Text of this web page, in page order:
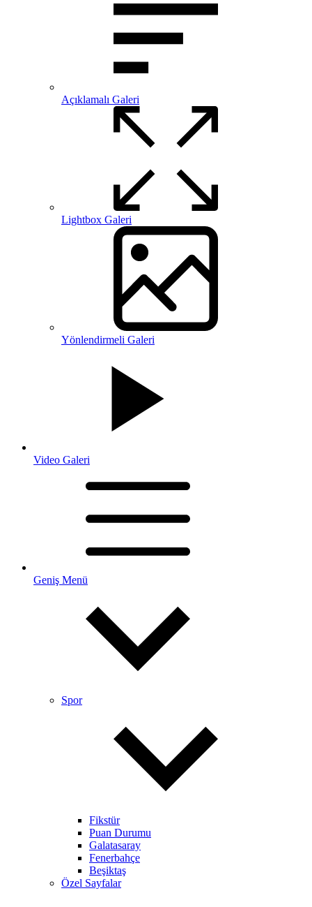
Açıklamalı Galeri
Lightbox Galeri
Yönlendirmeli Galeri
Video Galeri
Geniş Menü
Spor
Fikstür
Puan Durumu
Galatasaray
Fenerbahçe
Beşiktaş
Özel Sayfalar